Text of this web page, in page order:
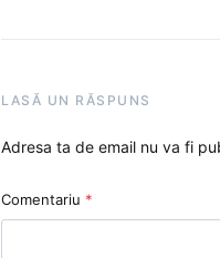
LASĂ UN RĂSPUNS
Adresa ta de email nu va fi
Comentariu *